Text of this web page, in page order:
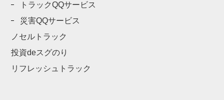
トラックQQサービス
災害QQサービス
ノセルトラック
投資deスグのり
リフレッシュトラック